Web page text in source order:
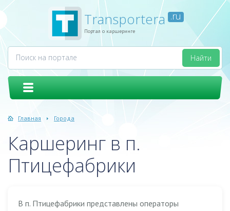
Transportera .ru
Портал о каршеринге
Главная Города
Каршеринг в п.
Птицефабрики
В п. Птицефабрики представлены операторы